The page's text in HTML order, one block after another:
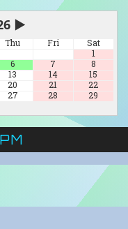
▶
Thu Fri
Sat
1
6 7
8
13 14
15
20 21
22
27 28
29